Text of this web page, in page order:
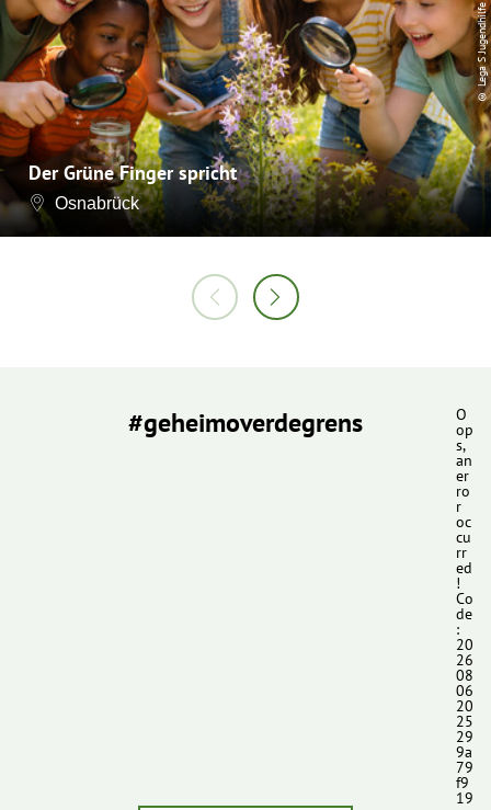
Der Grüne Finger spricht
Osnabrück
© Lega S Jugendhilfe
#geheimoverdegrens O
op
s,
an
er
ro
r
oc
cu
rr
ed
!
Co
de
:
20
26
08
06
20
25
29
9a
79
f9
19